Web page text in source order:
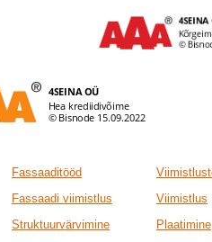
Fassaaditööd
Fassaadi viimistlus
Viimistlus
Struktuurvärvimine
Plaatimine